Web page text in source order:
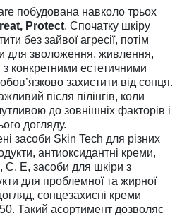
побудована навколо трьох
Protect. Спочатку шкіру
без зайвої агресії, потім
для зволоження, живлення,
конкретними естетичними
захистити від сонця.
після пілінгів, коли
до зовнішніх факторів і
догляду.
засоби Skin Tech для різних
антиоксидантні креми,
E, засоби для шкіри з
для проблемної та жирної
сонцезахисні креми
Такий асортимент дозволяє